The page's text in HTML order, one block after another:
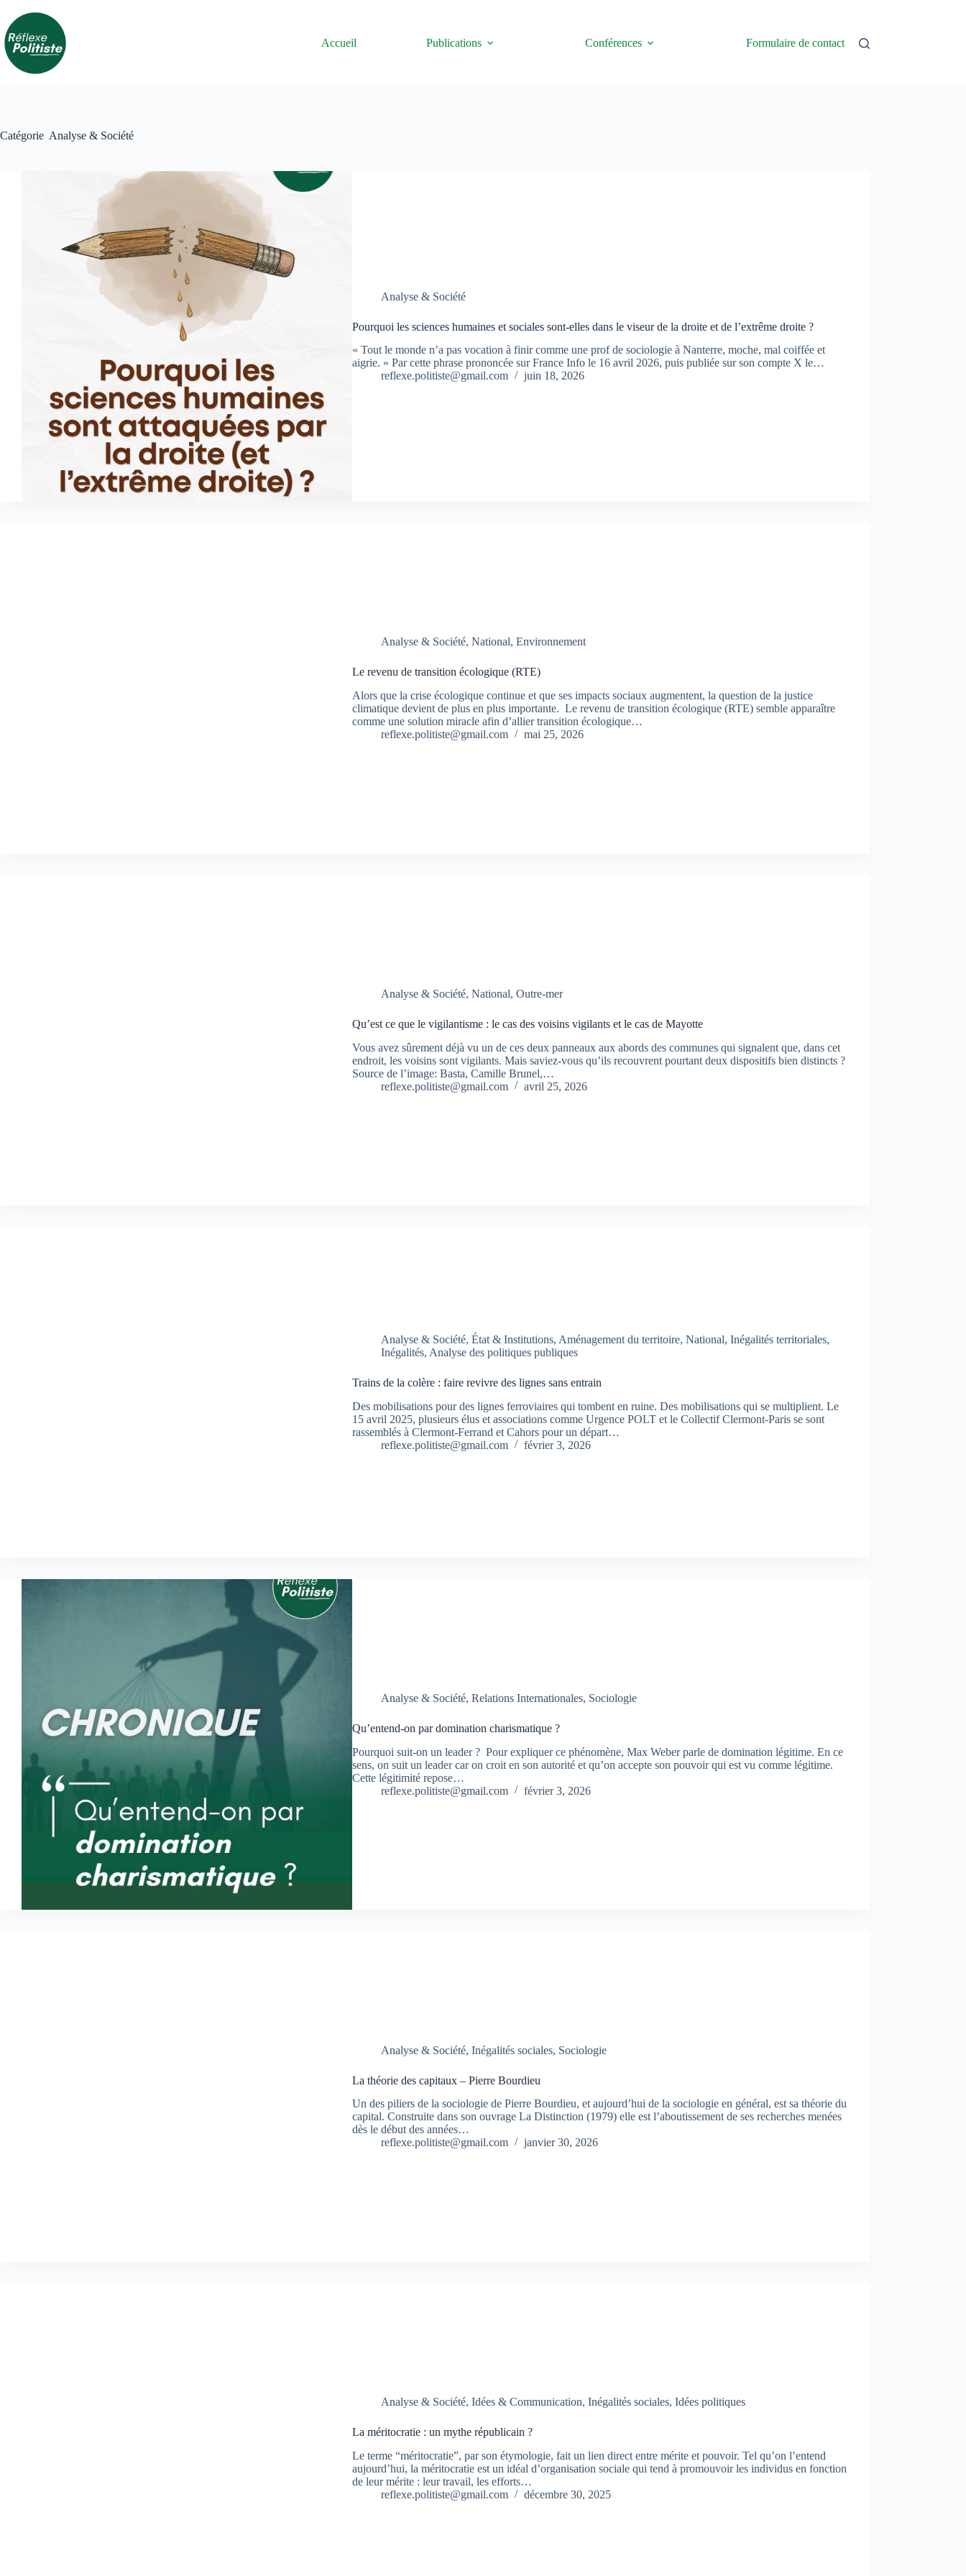
contenu
Accueil
Publications Conférences Formulaire de contact
Catégorie Analyse & Société
Analyse & Société
Pourquoi les sciences humaines et sociales sont-elles dans le viseur de la droite et de l’extrême droite ?
« Tout le monde n’a pas vocation à finir comme une prof de sociologie à Nanterre, moche, mal coiffée et
aigrie. » Par cette phrase prononcée sur France Info le 16 avril 2026, puis publiée sur son compte X le…
reflexe.politiste@gmail.com
juin 18, 2026
Analyse & Société, National, Environnement
Le revenu de transition écologique (RTE)
Alors que la crise écologique continue et que ses impacts sociaux augmentent, la question de la justice
climatique devient de plus en plus importante. Le revenu de transition écologique (RTE) semble apparaître
comme une solution miracle afin d’allier transition écologique…
reflexe.politiste@gmail.com
mai 25, 2026
Analyse & Société, National, Outre-mer
Qu’est ce que le vigilantisme : le cas des voisins vigilants et le cas de Mayotte
Vous avez sûrement déjà vu un de ces deux panneaux aux abords des communes qui signalent que, dans cet
endroit, les voisins sont vigilants. Mais saviez-vous qu’ils recouvrent pourtant deux dispositifs bien distincts ?
Source de l’image: Basta, Camille Brunel,…
reflexe.politiste@gmail.com
avril 25, 2026
Analyse & Société, État & Institutions, Aménagement du territoire, National, Inégalités territoriales,
Inégalités, Analyse des politiques publiques
Trains de la colère : faire revivre des lignes sans entrain
Des mobilisations pour des lignes ferroviaires qui tombent en ruine. Des mobilisations qui se multiplient. Le
15 avril 2025, plusieurs élus et associations comme Urgence POLT et le Collectif Clermont-Paris se sont
rassemblés à Clermont-Ferrand et Cahors pour un départ…
reflexe.politiste@gmail.com
février 3, 2026
Analyse & Société, Relations Internationales, Sociologie
Qu’entend-on par domination charismatique ?
Pourquoi suit-on un leader ? Pour expliquer ce phénomène, Max Weber parle de domination légitime. En ce
sens, on suit un leader car on croit en son autorité et qu’on accepte son pouvoir qui est vu comme légitime.
Cette légitimité repose…
reflexe.politiste@gmail.com
février 3, 2026
Analyse & Société, Inégalités sociales, Sociologie
La théorie des capitaux – Pierre Bourdieu
Un des piliers de la sociologie de Pierre Bourdieu, et aujourd’hui de la sociologie en général, est sa théorie du
capital. Construite dans son ouvrage La Distinction (1979) elle est l’aboutissement de ses recherches menées
dès le début des années…
reflexe.politiste@gmail.com
janvier 30, 2026
Analyse & Société, Idées & Communication, Inégalités sociales, Idées politiques
La méritocratie : un mythe républicain ?
Le terme “méritocratie”, par son étymologie, fait un lien direct entre mérite et pouvoir. Tel qu’on l’entend
aujourd’hui, la méritocratie est un idéal d’organisation sociale qui tend à promouvoir les individus en fonction
de leur mérite : leur travail, les efforts…
reflexe.politiste@gmail.com
décembre 30, 2025